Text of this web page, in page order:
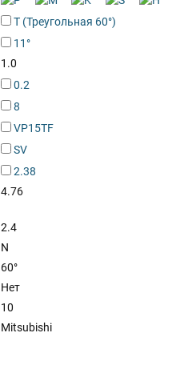
T (Треугольная 60°)
11°
1.0
0.2
8
VP15TF
SV
2.38
4.76
2.4
N
60°
Нет
10
Mitsubishi